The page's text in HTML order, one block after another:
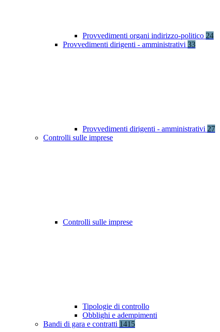
Provvedimenti organi indirizzo-politico 24
Provvedimenti dirigenti - amministrativi 33
Provvedimenti dirigenti - amministrativi 27
Controlli sulle imprese
Controlli sulle imprese
Tipologie di controllo
Obblighi e adempimenti
Bandi di gara e contratti 1415